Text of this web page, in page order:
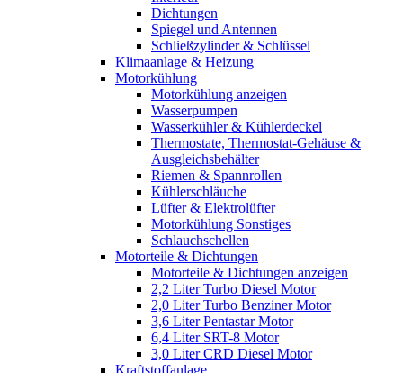
Dichtungen
Spiegel und Antennen
Schließzylinder & Schlüssel
Klimaanlage & Heizung
Motorkühlung
Motorkühlung anzeigen
Wasserpumpen
Wasserkühler & Kühlerdeckel
Thermostate, Thermostat-Gehäuse &
Ausgleichsbehälter
Riemen & Spannrollen
Kühlerschläuche
Lüfter & Elektrolüfter
Motorkühlung Sonstiges
Schlauchschellen
Motorteile & Dichtungen
Motorteile & Dichtungen anzeigen
2,2 Liter Turbo Diesel Motor
2,0 Liter Turbo Benziner Motor
3,6 Liter Pentastar Motor
6,4 Liter SRT-8 Motor
3,0 Liter CRD Diesel Motor
Kraftstoffanlage